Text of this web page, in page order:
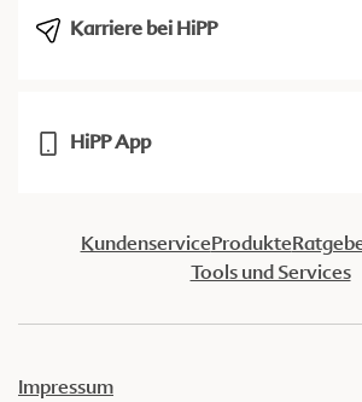
Karriere bei HiPP
HiPP App
KundenserviceProdukte
Tools und Services
Impressum